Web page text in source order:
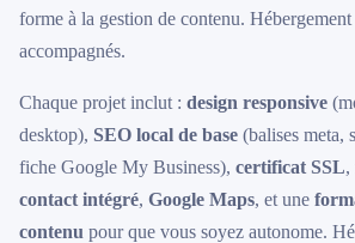
forme à la gestion de contenu.
accompagnés.
Chaque projet inclut : design responsive
desktop), SEO local de base (balises meta,
fiche Google My Business), certificat SSL,
contact intégré, Google Maps, et une
contenu pour que vous soyez autonome.